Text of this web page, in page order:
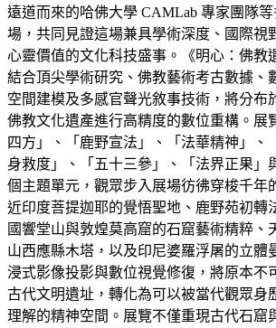
遠道而來的哈佛大學 CAMLab 專家團隊
場，共同見證這場兼具學術深度、國際視
心靈價值的文化科技盛事。《明心：佛教
結合頂尖學術研究、佛教藝術考古數據、
空間建模及多感官聲光敘事技術，將分布
佛教文化遺產進行高精度的數位重構。展
四方」、「鹿野宣法」、「法華精神」、
身救度」、「五十三參」、「法界正果」
個主題單元，觀眾步入展場彷彿穿梭千年
近印度菩提迦耶的覺悟聖地、鹿野苑初轉
國響堂山與敦煌莫高窟的石窟藝術精粹、
山西應縣木塔，以及印尼婆羅浮屠的立體
浸式影像投影與數位視覺修復，將原本不
古代文明遺址，轉化為可以被當代觀眾身
理解的精神空間。展覽不僅重現古代石窟